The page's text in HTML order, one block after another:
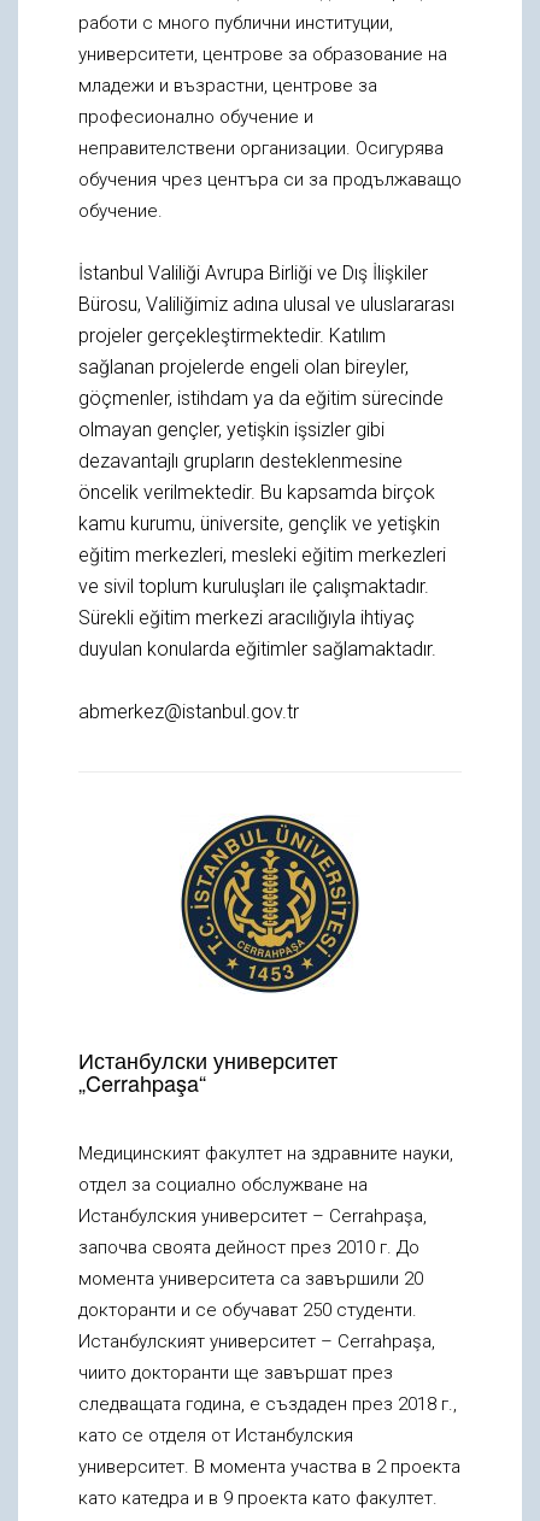
работи с много публични институции,
университети, центрове за образование на
младежи и възрастни, центрове за
професионално обучение и
неправителствени организации. Осигурява
обучения чрез центъра си за продължаващо
обучение.
İstanbul Valiliği Avrupa Birliği ve Dış İlişkiler
Bürosu, Valiliğimiz adına ulusal ve uluslararası
projeler gerçekleştirmektedir. Katılım
sağlanan projelerde engeli olan bireyler,
göçmenler, istihdam ya da eğitim sürecinde
olmayan gençler, yetişkin işsizler gibi
dezavantajlı grupların desteklenmesine
öncelik verilmektedir. Bu kapsamda birçok
kamu kurumu, üniversite, gençlik ve yetişkin
eğitim merkezleri, mesleki eğitim merkezleri
ve sivil toplum kuruluşları ile çalışmaktadır.
Sürekli eğitim merkezi aracılığıyla ihtiyaç
duyulan konularda eğitimler sağlamaktadır.
abmerkez@istanbul.gov.tr
Истанбулски университет
„Cerrahpaşa“
Медицинският факултет на здравните науки,
отдел за социално обслужване на
Истанбулския университет – Cerrahpaşa,
започва своята дейност през 2010 г. До
момента университета са завършили 20
докторанти и се обучават 250 студенти.
Истанбулският университет – Cerrahpaşa,
чиито докторанти ще завършат през
следващата година, е създаден през 2018 г.,
като се отделя от Истанбулския
университет. В момента участва в 2 проекта
като катедра и в 9 проекта като факултет.